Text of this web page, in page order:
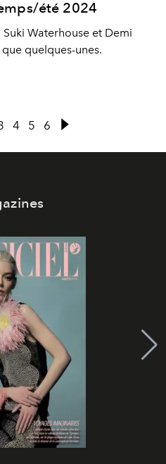
été 2024
Waterhouse et Demi
quelques-unes.
4 5 6